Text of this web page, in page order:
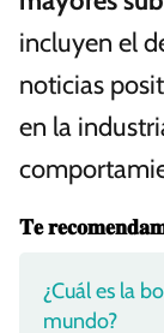
incluyen el
noticias
en la
𝐓𝐞
¿Cuál es la
mundo?